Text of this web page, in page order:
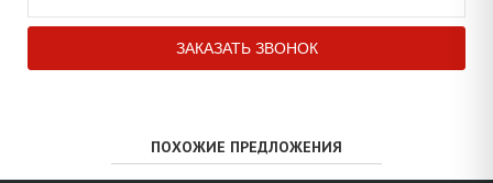
ПОХОЖИЕ ПРЕДЛОЖЕНИЯ